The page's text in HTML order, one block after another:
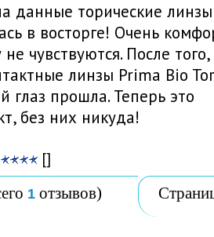
данные торические
в восторге! Очень
не чувствуются. После того,
линзы Prima Bio
глаз прошла. Теперь это
без них никуда!
[]
1 отзывов)